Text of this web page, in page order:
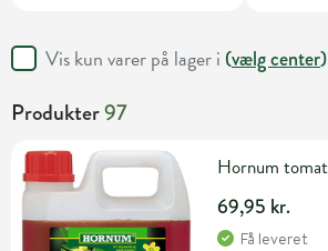
Vis kun varer på lager i (vælg center)
Produkter97
Hornum
69,95 kr.
Få leveret